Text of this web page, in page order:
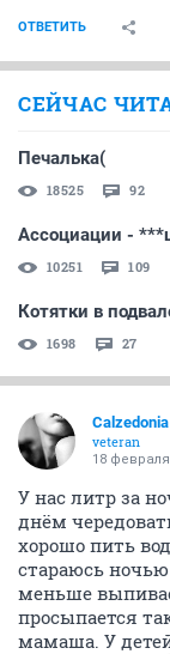
ОТВЕТИТЬ
СЕЙЧАС
Печалька(
18525 92
Ассоциации -
10251 109
Котятки в
1698 27
Calzedonia
veteran
18
У нас литр за
днём
хорошо пить
стараюсь ночью
меньше
просыпается
мамаша. У